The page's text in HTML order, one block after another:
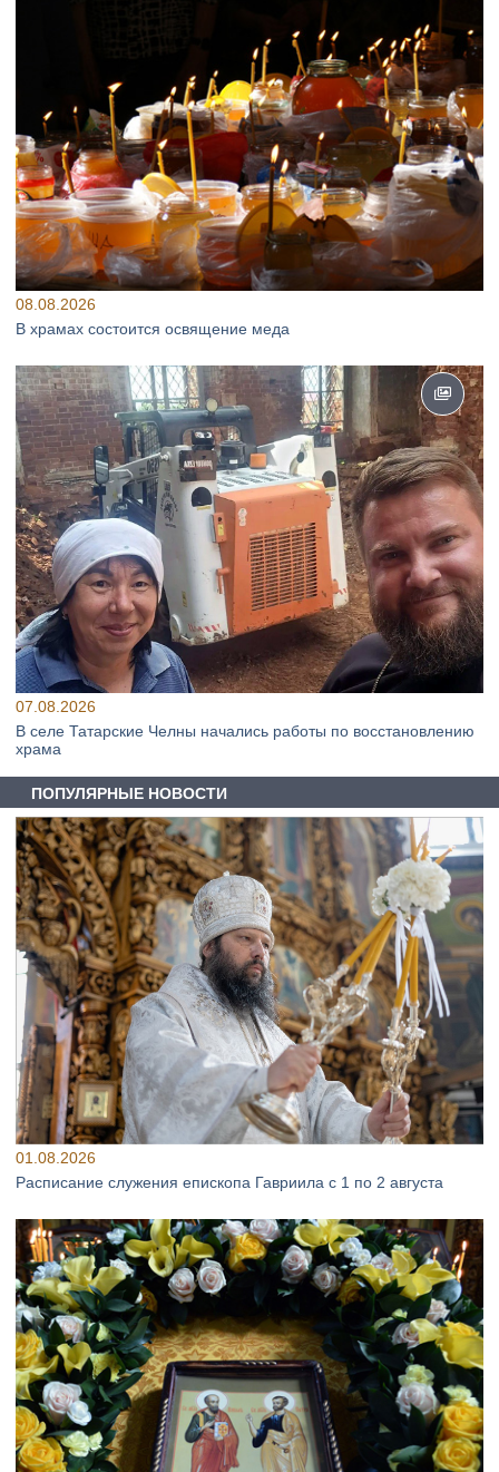
08.08.2026
В храмах состоится освящение меда
07.08.2026
В селе Татарские Челны начались работы по восстановлению
храма
ПОПУЛЯРНЫЕ НОВОСТИ
01.08.2026
Расписание служения епископа Гавриила с 1 по 2 августа